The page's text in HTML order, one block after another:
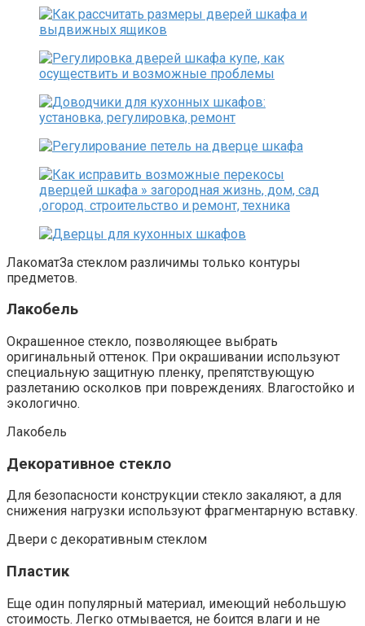
ЛакоматЗа стеклом различимы только контуры
предметов.
Лакобель
Окрашенное стекло, позволяющее выбрать
оригинальный оттенок. При окрашивании используют
специальную защитную пленку, препятствующую
разлетанию осколков при повреждениях. Влагостойко и
экологично.
Лакобель
Декоративное стекло
Для безопасности конструкции стекло закаляют, а для
снижения нагрузки используют фрагментарную вставку.
Двери с декоративным стеклом
Пластик
Еще один популярный материал, имеющий небольшую
стоимость. Легко отмывается, не боится влаги и не